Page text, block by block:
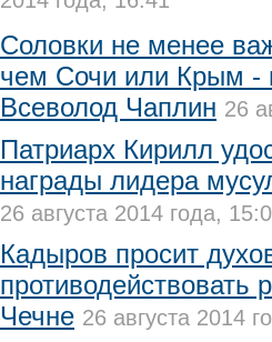
Соловки не менее
чем Сочи или Крым -
Всеволод Чаплин 26
Патриарх Кирилл
награды лидера
26 августа 2014 года,
Кадыров просит
противодействовать
Чечне 26 августа 2014